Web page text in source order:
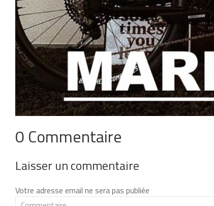
0 Commentaire
Laisser un commentaire
Votre adresse email ne sera pas publiée